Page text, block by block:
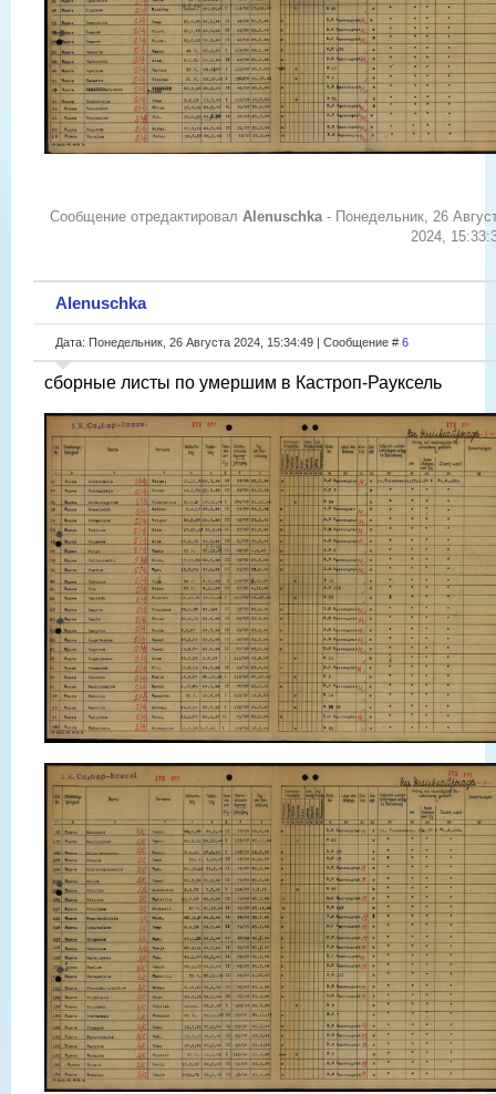
Сообщение отредактировал Alenuschka- Понедельник, 26
2024,
Alenuschka
Дата: Понедельник, 26 Августа 2024, 15:34:49 | Сообщение # 6
сборные листы по умершим в Кастроп-Рауксель